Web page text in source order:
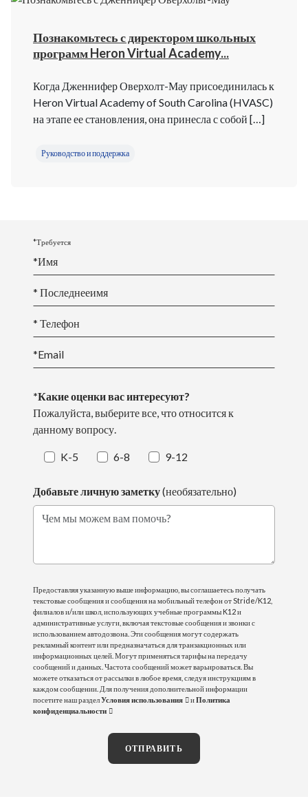
Познакомьтесь с директором школьных
программ Heron Virtual Academy...
Когда Дженнифер Оверхолт-Мау присоединилась к
Heron Virtual Academy of South Carolina (HVASC)
на этапе ее становления, она принесла с собой […]
Руководство и поддержка
*Требуется
*Имя
* Последнееимя
* Телефон
*Email
*Какие оценки вас интересуют?
Пожалуйста, выберите все, что относится к
данному вопросу.
K-5 6-8 9-12
Добавьте личную заметку(необязательно)
Чем мы можем вам помочь?
Предоставляя указанную выше информацию, вы соглашаетесь получать
текстовые сообщения и сообщения на мобильный телефон от Stride/K12,
филиалов и/или школ, использующих учебные программы K12 и
административные услуги, включая текстовые сообщения и звонки с
использованием автодозвона. Эти сообщения могут содержать
рекламный контент или предназначаться для транзакционных или
информационных целей. Могут применяться тарифы на передачу
сообщений и данных. Частота сообщений может варьироваться. Вы
можете отказаться от рассылки в любое время, следуя инструкциям в
каждом сообщении. Для получения дополнительной информации
посетите наш разделУсловия использования иПолитика
конфиденциальности
ОТПРАВИТЬ